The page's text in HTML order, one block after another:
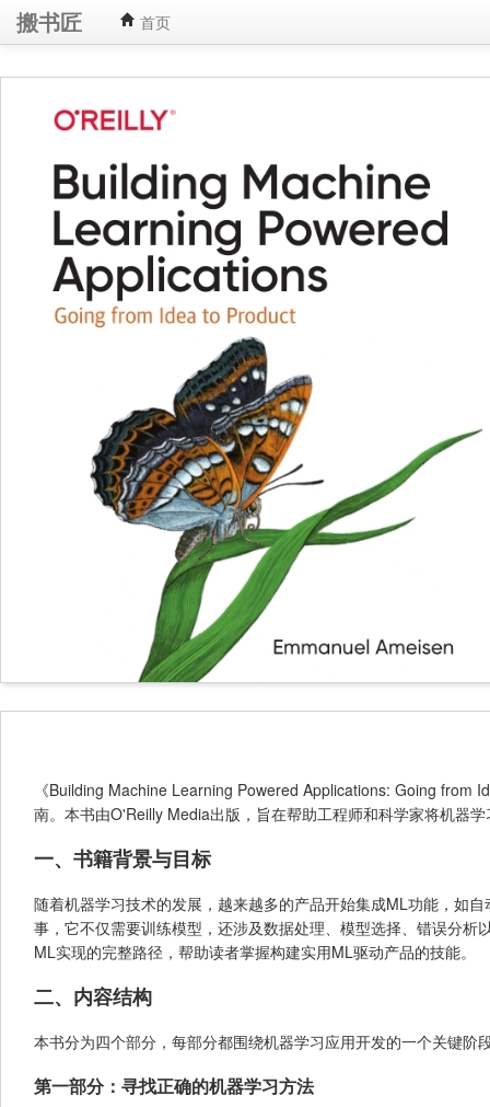
搬书匠 首页
《Building Machine Learning Powered Applications: Going from
南。本书由O'Reilly Media出版，旨在帮助工程师和科学家将机器
一、书籍背景与目标
随着机器学习技术的发展，越来越多的产品开始集成ML功能，如
事，它不仅需要训练模型，还涉及数据处理、模型选择、错误分
ML实现的完整路径，帮助读者掌握构建实用ML驱动产品的技能。
二、内容结构
本书分为四个部分，每部分都围绕机器学习应用开发的一个关键阶
第一部分：寻找正确的机器学习方法